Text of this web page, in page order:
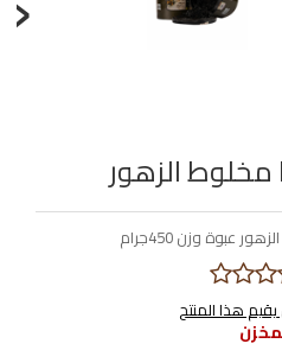
مخلوط الزهور
عبوة وزن 450جرام
هذا المنتج